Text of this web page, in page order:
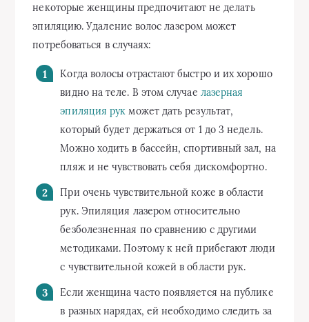
некоторые женщины предпочитают не делать
эпиляцию. Удаление волос лазером может
потребоваться в случаях:
Когда волосы отрастают быстро и их хорошо
видно на теле. В этом случае лазерная
эпиляция рук может дать результат,
который будет держаться от 1 до 3 недель.
Можно ходить в бассейн, спортивный зал, на
пляж и не чувствовать себя дискомфортно.
При очень чувствительной коже в области
рук. Эпиляция лазером относительно
безболезненная по сравнению с другими
методиками. Поэтому к ней прибегают люди
с чувствительной кожей в области рук.
Если женщина часто появляется на публике
в разных нарядах, ей необходимо следить за